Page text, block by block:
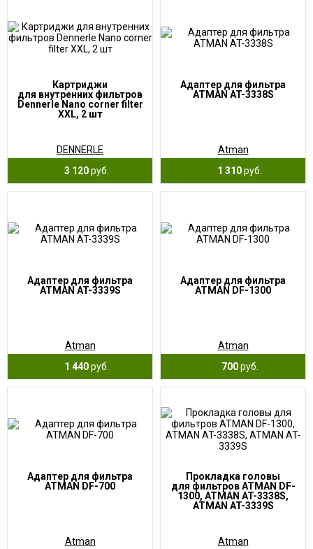
Картриджи
для внутренних фильтров
Dennerle Nano corner filter
XXL, 2 шт
DENNERLE
3 120руб.
Адаптер для фильтра
ATMAN AT-3338S
Atman
1 310руб.
Адаптер для фильтра
ATMAN AT-3339S
Atman
1 440руб.
Адаптер для фильтра
ATMAN DF-1300
Atman
700руб.
Адаптер для фильтра
ATMAN DF-700
Atman
Прокладка головы
для фильтров ATMAN DF-
1300, ATMAN AT-3338S,
ATMAN AT-3339S
Atman